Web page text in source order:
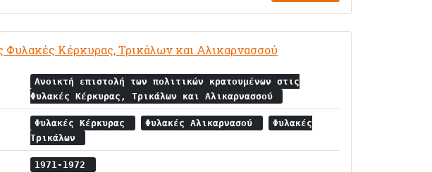
Κέρκυρας, Τρικάλων και Αλικαρνασσού
Ανοικτή επιστολή των πολιτικών κρατουμένων στις
Φυλακές Κέρκυρας, Τρικάλων και Αλικαρνασσού
Φυλακές Κέρκυρας Φυλακές Αλικαρνασού
Φυλακές
Τρικάλων
1971-1972